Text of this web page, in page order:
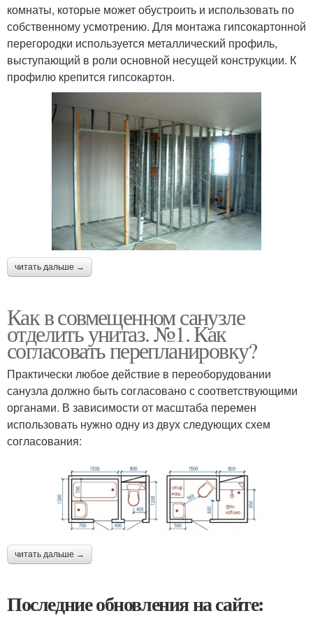
комнаты, которые может обустроить и использовать по
собственному усмотрению. Для монтажа гипсокартонной
перегородки используется металлический профиль,
выступающий в роли основной несущей конструкции. К
профилю крепится гипсокартон.
читать дальше →
Как в совмещенном санузле
отделить унитаз. №1. Как
согласовать перепланировку?
Практически любое действие в переоборудовании
санузла должно быть согласовано с соответствующими
органами. В зависимости от масштаба перемен
использовать нужно одну из двух следующих схем
согласования:
читать дальше →
Последние обновления на сайте: